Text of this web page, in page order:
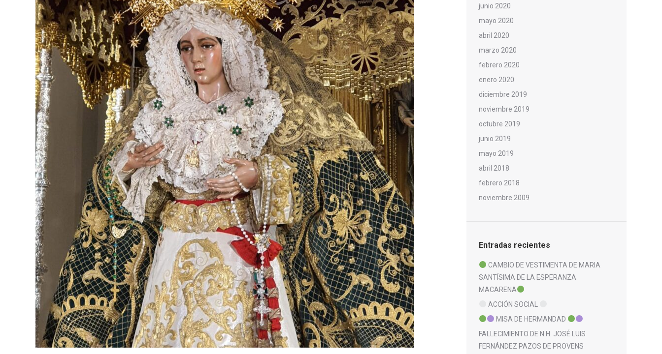
junio 2020
mayo 2020
abril 2020
marzo 2020
febrero 2020
enero 2020
diciembre 2019
noviembre 2019
octubre 2019
junio 2019
mayo 2019
abril 2018
febrero 2018
noviembre 2009
Entradas recientes
CAMBIO DE VESTIMENTA DE MARIA
SANTÍSIMA DE LA ESPERANZA
MACARENA
ACCIÓN SOCIAL
MISA DE HERMANDAD
FALLECIMIENTO DE N.H. JOSÉ LUIS
FERNÁNDEZ PAZOS DE PROVENS